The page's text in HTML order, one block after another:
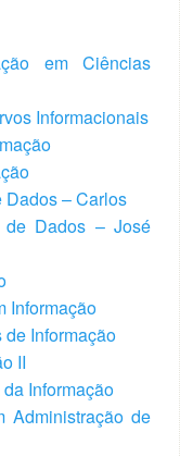
em Ciências
Informacionais
Dados – Carlos
Dados – José
Informação
Informação
II
Informação
Administração de